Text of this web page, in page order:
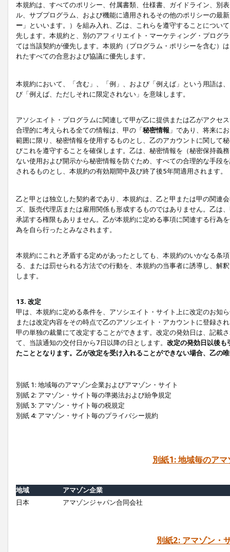
本規約は、すべてのポリシー、付属書類、仕様書、ガイドライン、別
ル、サブプログラム、および機能に適用されるその他のポリシーの最
ー 」といいます。）を組み入れ、乙は、これらを遵守することにつ
先します。本規約と、別のアフィリエイト・マーケティング・プログ
ては当該契約が優先します。本規約（プログラム・ポリシーを含む）
れたすべての合意および協議に優先します。
本規約において、「含む」、「例」、および「例えば」という用語は
び「例えば、ただしそれに限定されない」を意味します。
アソシエイト・プログラムに関連して甲が乙に提供または乙がアクセ
合理的に考えられる全ての情報は、甲の「秘密情報 」であり、将来に
範囲に限り、秘密情報を使用するものとし、乙のアカウントに関して
びこれを遵守することを確保します。乙は、秘密情報を（秘密保持義
ない使用および開示から秘密情報を防ぐため、すべての合理的な手段
されるものとし、本規約の有効期間中及び終了後5年間適用されます。
乙と甲とは独立した契約者であり、本規約は、乙と甲または甲の関連
ズ、販売代理店または雇用関係も形成するものではありません。乙は
承諾する権限もありません。乙が本規約に定める事項に関連する行為
為を自ら行ったとみなされます。
本規約にこれと矛盾する定めがあったとしても、本規約のいかなる条
る、または罰せられる方法での行動を、本規約の当事者に誘導し、解
します。
13. 改定
甲は、本規約に定める条件を、アソシエイト・サイト上に改定のお知
または改定内容をその時点で乙のアソシエイト・アカウントに登録さ
甲の単独の裁量にて改定することができます。改定の発効日は、記載
て、当該通知の交付日から7日以降の日とします。 改定の発効日以後も
たこととなります。乙が改定を受け入れることができない場合、乙の
別紙 1: 地域毎のアマゾン企業およびアマゾン・サイト
別紙 2: アマゾン・サイト毎の準拠法および紛争規定
別紙 3: アマゾン・サイト毎の税規定
別紙 4: アマゾン・サイト毎のプライバシー規約
別紙1: 地域毎のア
地域
アマゾン企業
日本
アマゾンジャパン合同会社
別紙2: アマゾン・